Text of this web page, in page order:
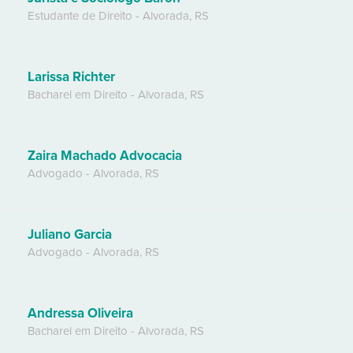
Estudante de Direito - Alvorada, RS
Larissa Richter
Bacharel em Direito - Alvorada, RS
Zaira Machado Advocacia
Advogado - Alvorada, RS
Juliano Garcia
Advogado - Alvorada, RS
Andressa Oliveira
Bacharel em Direito - Alvorada, RS